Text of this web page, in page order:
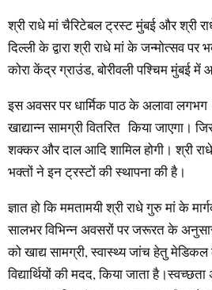
श्री राधे मां चैरिटेबल ट्रस्ट मुंबई और श्री
दिल्ली के द्वारा श्री राधे मां के जन्मोत्सव पर
कोरा केंद्र ग्राउंड, बोरीवली पश्चिम मुंबई में
इस अवसर पर धार्मिक पाठ के अलावा
खाद्यान्न सामग्री वितरित किया
शक्कर और दाल आदि शामिल होगी। श्री
भक्तों ने इन ट्रस्टों की स्थापना की है।
ज्ञात हो कि ममतामयी श्री राधे गुरु मां के
सालभर विभिन्न अवसरों पर जरूरत के अनुसार
को खाद्य सामग्री, स्वास्थ्य जांच हेतु
विद्यार्थियों की मदद, किया जाता